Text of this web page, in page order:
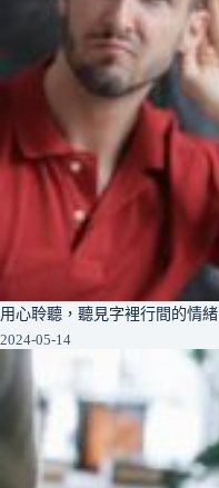
用心聆聽，聽見字裡行間的情緒
2024-05-14